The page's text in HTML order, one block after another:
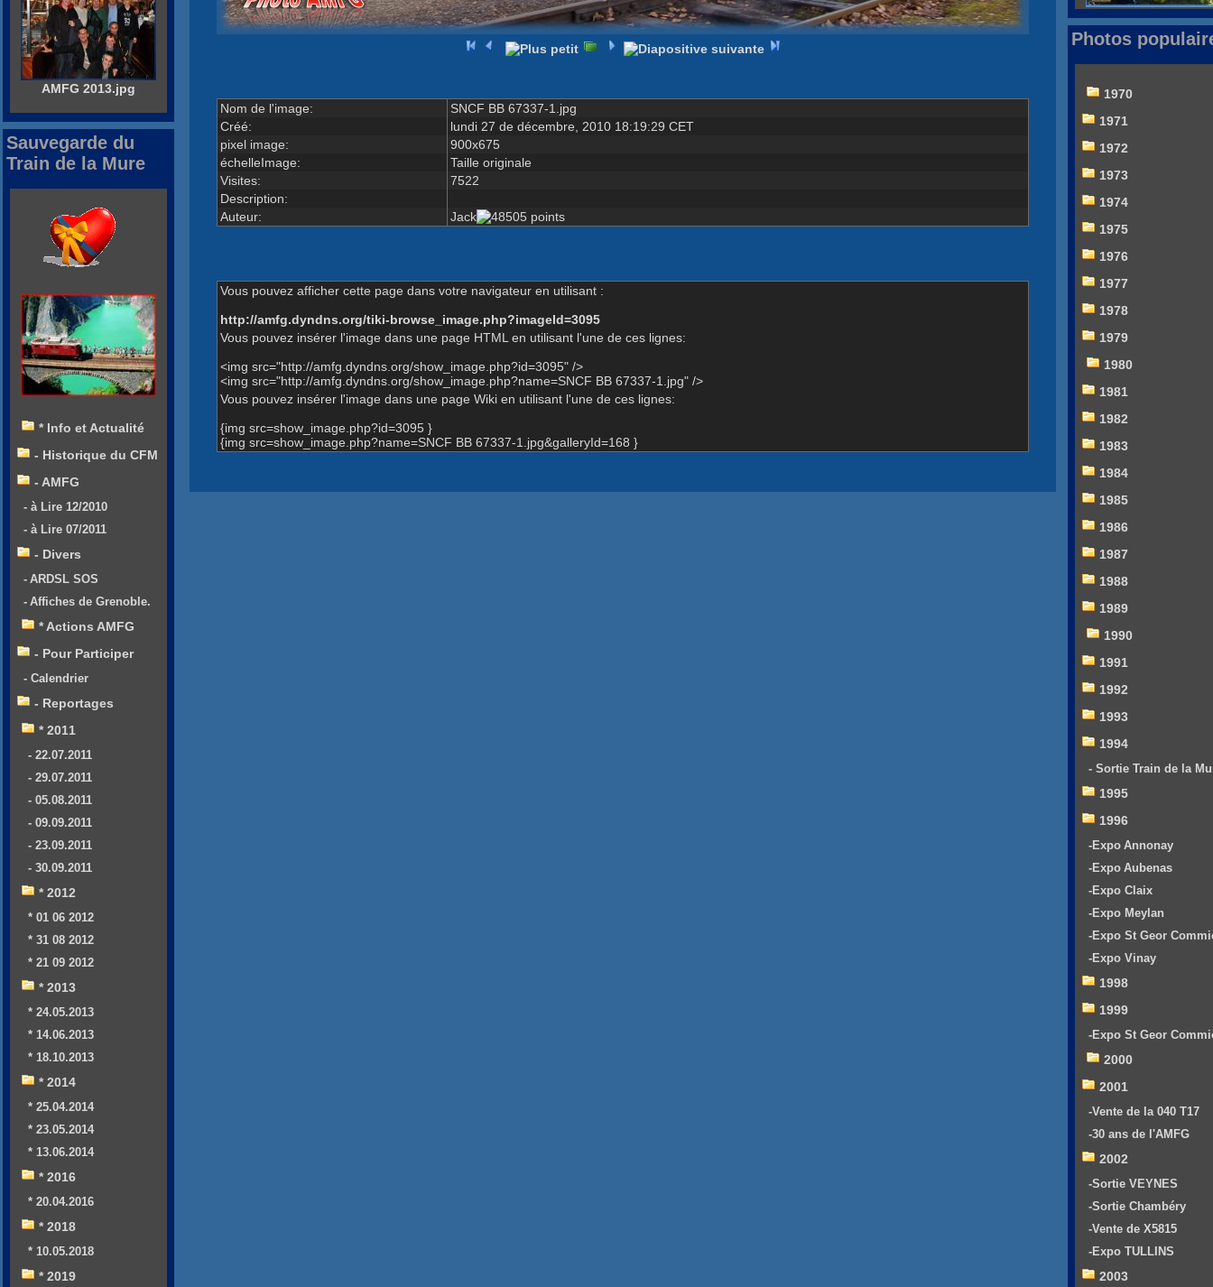
Nom de l'image:
SNCF BB 67337-1.jpg
Créé:
lundi 27 de décembre, 2010 18:19:29 CET
pixel image:
900x675
échelleImage:
Taille originale
Visites:
7522
Description:
Auteur:
Jack
Vous pouvez afficher cette page dans votre navigateur en utilisant :
http://amfg.dyndns.org/tiki-browse_image.php?imageId=3095
Vous pouvez insérer l'image dans une page HTML en utilisant l'une de ces lignes:
<img src="http://amfg.dyndns.org/show_image.php?id=3095" />
<img src="http://amfg.dyndns.org/show_image.php?name=SNCF BB 67337-1.jpg" />
Vous pouvez insérer l'image dans une page Wiki en utilisant l'une de ces lignes:
{img src=show_image.php?id=3095 }
{img src=show_image.php?name=SNCF BB 67337-1.jpg&galleryId=168 }
AMFG 2013.jpg
Sauvegarde du
Train de la Mure
* Info et Actualité
- Historique du CFM
- AMFG
- à Lire 12/2010
- à Lire 07/2011
- Divers
- ARDSL SOS
- Affiches de Grenoble.
* Actions AMFG
- Pour Participer
- Calendrier
- Reportages
* 2011
- 22.07.2011
- 29.07.2011
- 05.08.2011
- 09.09.2011
- 23.09.2011
- 30.09.2011
* 2012
* 01 06 2012
* 31 08 2012
* 21 09 2012
* 2013
* 24.05.2013
* 14.06.2013
* 18.10.2013
* 2014
* 25.04.2014
* 23.05.2014
* 13.06.2014
* 2016
* 20.04.2016
* 2018
* 10.05.2018
* 2019
Photos
1970
1971
1972
1973
1974
1975
1976
1977
1978
1979
1980
1981
1982
1983
1984
1985
1986
1987
1988
1989
1990
1991
1992
1993
1994
- Sortie Train de la
1995
1996
-Expo Annonay
-Expo Aubenas
-Expo Claix
-Expo Meylan
-Expo St Geor
-Expo Vinay
1998
1999
-Expo St Geor
2000
2001
-Vente de la 040 T17
-30 ans de l'AMFG
2002
-Sortie VEYNES
-Sortie Chambéry
-Vente de X5815
-Expo TULLINS
2003